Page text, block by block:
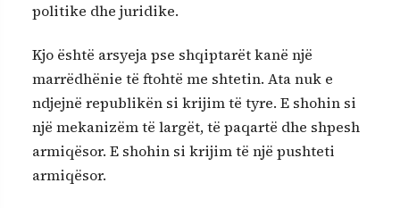
politike dhe juridike.
Kjo është arsyeja pse shqiptarët kanë një
marrëdhënie të ftohtë me shtetin. Ata nuk e
ndjejnë republikën si krijim të tyre. E shohin si
një mekanizëm të largët, të paqartë dhe shpesh
armiqësor. E shohin si krijim të një pushteti
armiqësor.